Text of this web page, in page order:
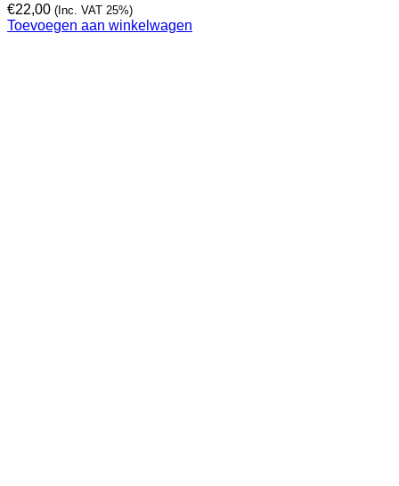
€22,00 (Inc. VAT 25%)
Toevoegen aan winkelwagen